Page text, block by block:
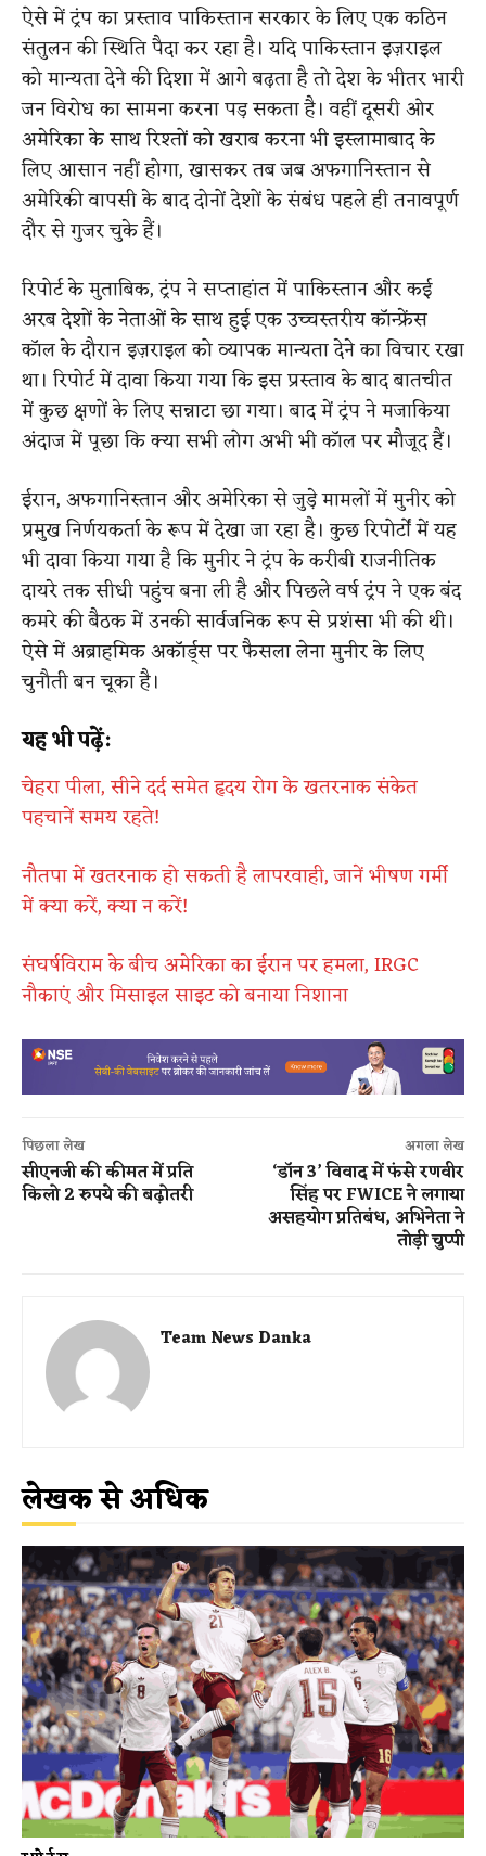
ऐसे में ट्रंप का प्रस्ताव पाकिस्तान सरकार के लिए एक कठिन
संतुलन की स्थिति पैदा कर रहा है। यदि पाकिस्तान इज़राइल
को मान्यता देने की दिशा में आगे बढ़ता है तो देश के भीतर भारी
जन विरोध का सामना करना पड़ सकता है। वहीं दूसरी ओर
अमेरिका के साथ रिश्तों को खराब करना भी इस्लामाबाद के
लिए आसान नहीं होगा, खासकर तब जब अफगानिस्तान से
अमेरिकी वापसी के बाद दोनों देशों के संबंध पहले ही तनावपूर्ण
दौर से गुजर चुके हैं।
रिपोर्ट के मुताबिक, ट्रंप ने सप्ताहांत में पाकिस्तान और कई
अरब देशों के नेताओं के साथ हुई एक उच्चस्तरीय कॉन्फ्रेंस
कॉल के दौरान इज़राइल को व्यापक मान्यता देने का विचार रखा
था। रिपोर्ट में दावा किया गया कि इस प्रस्ताव के बाद बातचीत
में कुछ क्षणों के लिए सन्नाटा छा गया। बाद में ट्रंप ने मजाकिया
अंदाज में पूछा कि क्या सभी लोग अभी भी कॉल पर मौजूद हैं।
ईरान, अफगानिस्तान और अमेरिका से जुड़े मामलों में मुनीर को
प्रमुख निर्णयकर्ता के रूप में देखा जा रहा है। कुछ रिपोर्टों में यह
भी दावा किया गया है कि मुनीर ने ट्रंप के करीबी राजनीतिक
दायरे तक सीधी पहुंच बना ली है और पिछले वर्ष ट्रंप ने एक बंद
कमरे की बैठक में उनकी सार्वजनिक रूप से प्रशंसा भी की थी।
ऐसे में अब्राहमिक अकॉर्ड्स पर फैसला लेना मुनीर के लिए
चुनौती बन चूका है।
यह भी पढ़ें:
चेहरा पीला, सीने दर्द समेत हृदय रोग के खतरनाक संकेत
पहचानें समय रहते!
​नौतपा में खतरनाक हो सकती है लापरवाही, जानें भीषण गर्मी
में क्या करें, क्या न करें!
संघर्षविराम के बीच अमेरिका का ईरान पर हमला, IRGC
नौकाएं और मिसाइल साइट को बनाया निशाना
पिछला लेख
सीएनजी की कीमत में प्रति
किलो 2 रुपये की बढ़ोतरी
अगला लेख
‘डॉन 3’ विवाद में फंसे रणवीर
सिंह पर FWICE ने लगाया
असहयोग प्रतिबंध, अभिनेता ने
तोड़ी चुप्पी
Team News Danka
लेखक से अधिक